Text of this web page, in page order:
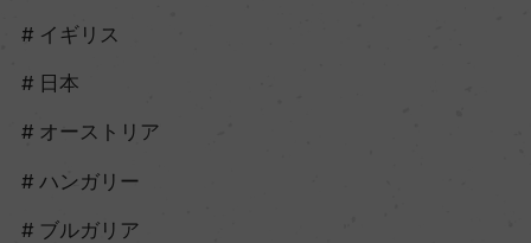
イギリス
日本
オーストリア
ハンガリー
ブルガリア